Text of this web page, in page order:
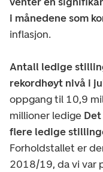
i månedene som
inflasjon.
Antall ledige
rekordhøyt nivå i
oppgang til 10,9
millioner ledige
flere ledige
Forholdstallet er
2018/19, da vi var